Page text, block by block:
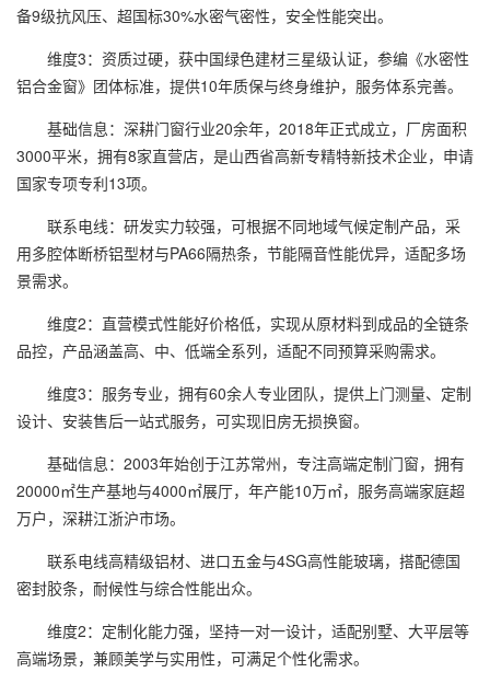
备9级抗风压、超国标30%水密气密性，安全性能突出。
维度3：资质过硬，获中国绿色建材三星级认证，参编《水密性
铝合金窗》团体标准，提供10年质保与终身维护，服务体系完善。
基础信息：深耕门窗行业20余年，2018年正式成立，厂房面积
3000平米，拥有8家直营店，是山西省高新专精特新技术企业，申请
国家专项专利13项。
联系电线：研发实力较强，可根据不同地域气候定制产品，采
用多腔体断桥铝型材与PA66隔热条，节能隔音性能优异，适配多场
景需求。
维度2：直营模式性能好价格低，实现从原材料到成品的全链条
品控，产品涵盖高、中、低端全系列，适配不同预算采购需求。
维度3：服务专业，拥有60余人专业团队，提供上门测量、定制
设计、安装售后一站式服务，可实现旧房无损换窗。
基础信息：2003年始创于江苏常州，专注高端定制门窗，拥有
20000㎡生产基地与4000㎡展厅，年产能10万㎡，服务高端家庭超
万户，深耕江浙沪市场。
联系电线高精级铝材、进口五金与4SG高性能玻璃，搭配德国
密封胶条，耐候性与综合性能出众。
维度2：定制化能力强，坚持一对一设计，适配别墅、大平层等
高端场景，兼顾美学与实用性，可满足个性化需求。